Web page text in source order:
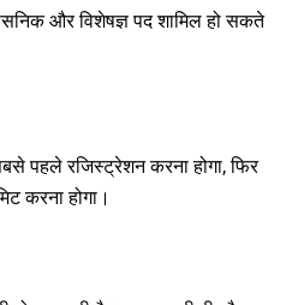
और विशेषज्ञ पद शामिल हो सकते
पहले रजिस्ट्रेशन करना होगा, फिर
करना होगा।